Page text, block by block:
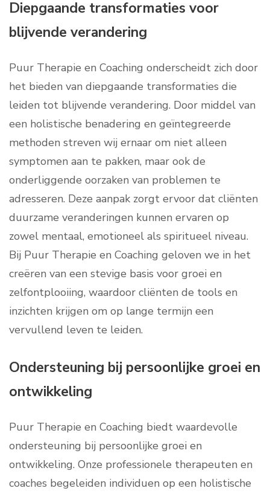
Diepgaande transformaties voor
blijvende verandering
Puur Therapie en Coaching onderscheidt zich door
het bieden van diepgaande transformaties die
leiden tot blijvende verandering. Door middel van
een holistische benadering en geïntegreerde
methoden streven wij ernaar om niet alleen
symptomen aan te pakken, maar ook de
onderliggende oorzaken van problemen te
adresseren. Deze aanpak zorgt ervoor dat cliënten
duurzame veranderingen kunnen ervaren op
zowel mentaal, emotioneel als spiritueel niveau.
Bij Puur Therapie en Coaching geloven we in het
creëren van een stevige basis voor groei en
zelfontplooiing, waardoor cliënten de tools en
inzichten krijgen om op lange termijn een
vervullend leven te leiden.
Ondersteuning bij persoonlijke groei en
ontwikkeling
Puur Therapie en Coaching biedt waardevolle
ondersteuning bij persoonlijke groei en
ontwikkeling. Onze professionele therapeuten en
coaches begeleiden individuen op een holistische